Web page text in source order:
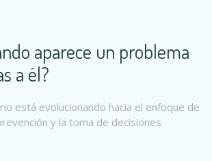
aparece un problema
a él?
está evolucionando hacia el enfoque de
y la toma de decisiones